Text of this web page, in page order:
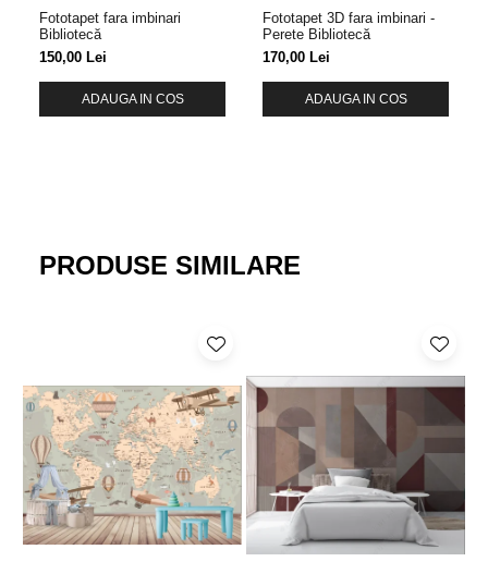
Fototapet fara imbinari
Bibliotecă
150,00 Lei
ADAUGA IN COS
Fototapet 3D fara imbinari -
Perete Bibliotecă
170,00 Lei
ADAUGA IN COS
PRODUSE SIMILARE